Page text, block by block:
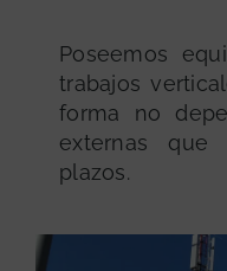
Poseemos
trabajos
forma no
externas
plazos.